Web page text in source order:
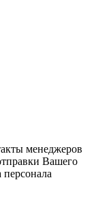
менеджеров
Вашего